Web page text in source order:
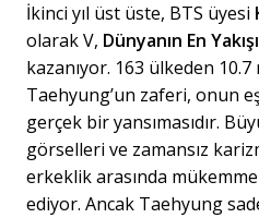
İkinci yıl üst üste, BTS üyesi
olarak V, Dünyanın En
kazanıyor. 163 ülkeden
Taehyung’un zaferi, onun
gerçek bir yansımasıdır.
görselleri ve zamansız
erkeklik arasında
ediyor. Ancak Taehyung